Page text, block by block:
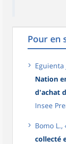
Pour en
Eguienta
Nation
d'achat
Insee
Bomo L.,
collecté